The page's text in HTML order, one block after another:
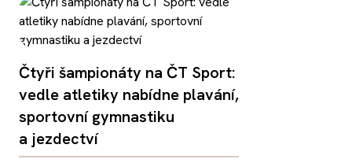
Čtyři šampionáty na ČT Sport:
vedle atletiky nabídne plavání,
sportovní gymnastiku
a jezdectví